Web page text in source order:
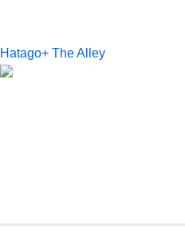
Hatago+ The Alley